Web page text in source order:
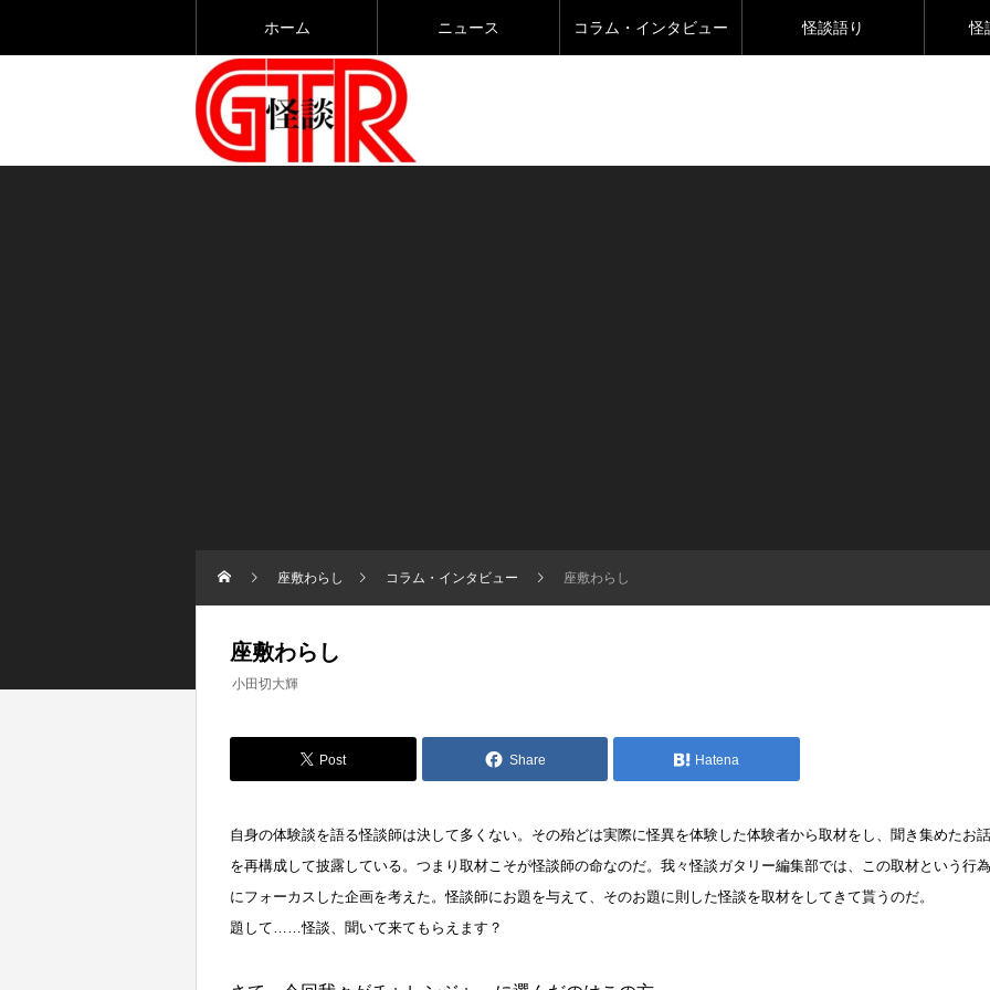
ホーム ニュース コラム・インタビュー 怪談語り 怪
座敷わらし コラム・インタビュー 座敷わらし
座敷わらし
小田切大輝
Post Share Hatena
自身の体験談を語る怪談師は決して多くない。その殆どは実際に怪異を体験した体験者から取材をし、聞き集めたお話
を再構成して披露している。つまり取材こそが怪談師の命なのだ。我々怪談ガタリー編集部では、この取材という行為
にフォーカスした企画を考えた。怪談師にお題を与えて、そのお題に則した怪談を取材をしてきて貰うのだ。
題して……怪談、聞いて来てもらえます？